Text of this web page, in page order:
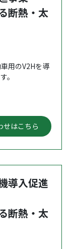
断熱・太
用のV2Hを導
。
せはこちら
導入促進
断熱・太